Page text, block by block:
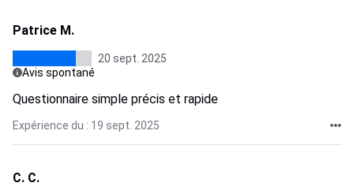
Patrice M.
20 sept. 2025
Avis spontané
Questionnaire simple précis et rapide
Expérience du : 19 sept. 2025
C. C.